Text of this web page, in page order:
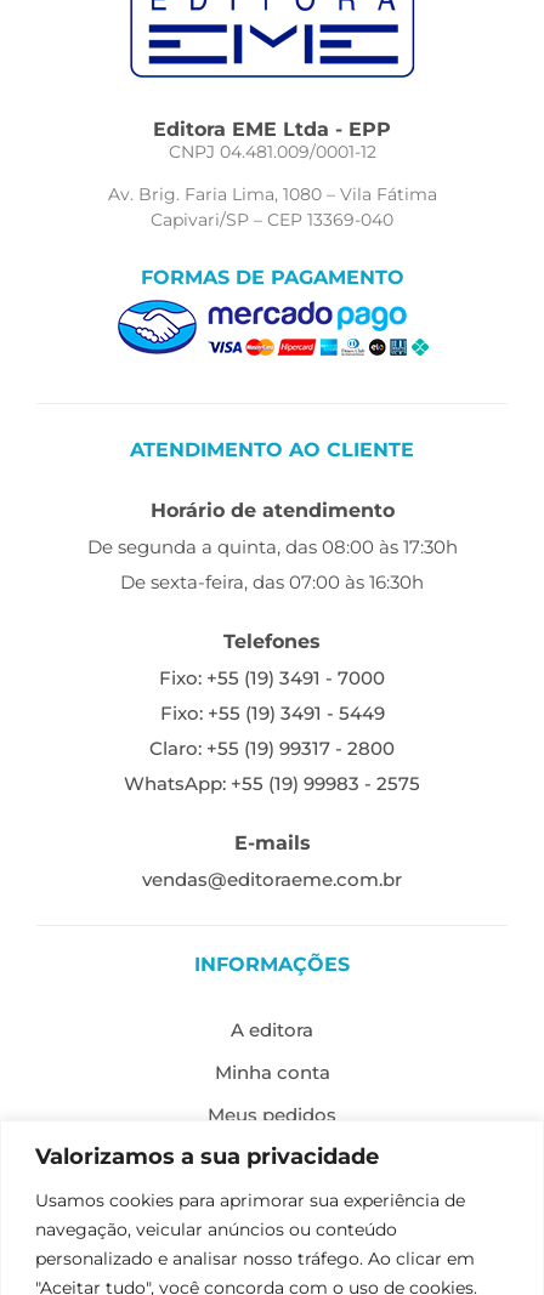
Valorizamos a sua privacidade
Usamos cookies para aprimorar sua experiência de
navegação, veicular anúncios ou conteúdo
personalizado e analisar nosso tráfego. Ao clicar em
"Aceitar tudo", você concorda com o uso de cookies.
Editora EME Ltda - EPP
CNPJ 04.481.009/0001-12
Av. Brig. Faria Lima, 1080 – Vila Fátima
Capivari/SP – CEP 13369-040
FORMAS DE PAGAMENTO
ATENDIMENTO AO CLIENTE
Horário de atendimento
De segunda a quinta, das 08:00 às 17:30h
De sexta-feira, das 07:00 às 16:30h
Telefones
Fixo: +55 (19) 3491 - 7000
Fixo: +55 (19) 3491 - 5449
Claro: +55 (19) 99317 - 2800
WhatsApp: +55 (19) 99983 - 2575
E-mails
vendas@editoraeme.com.br
INFORMAÇÕES
A editora
Minha conta
Meus pedidos
Política de envio
Missão, visão e valores
Política de privacidade
Formas de pagamento